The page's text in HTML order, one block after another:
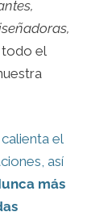
el
el
así
más